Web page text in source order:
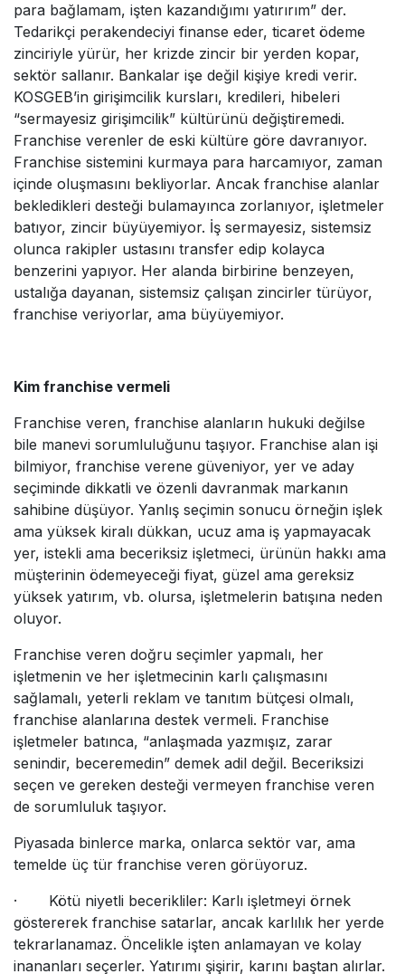
para bağlamam, işten kazandığımı yatırırım” der.
Tedarikçi perakendeciyi finanse eder, ticaret ödeme
zinciriyle yürür, her krizde zincir bir yerden kopar,
sektör sallanır. Bankalar işe değil kişiye kredi verir.
KOSGEB’in girişimcilik kursları, kredileri, hibeleri
“sermayesiz girişimcilik” kültürünü değiştiremedi.
Franchise verenler de eski kültüre göre davranıyor.
Franchise sistemini kurmaya para harcamıyor, zaman
içinde oluşmasını bekliyorlar. Ancak franchise alanlar
bekledikleri desteği bulamayınca zorlanıyor, işletmeler
batıyor, zincir büyüyemiyor. İş sermayesiz, sistemsiz
olunca rakipler ustasını transfer edip kolayca
benzerini yapıyor. Her alanda birbirine benzeyen,
ustalığa dayanan, sistemsiz çalışan zincirler türüyor,
franchise veriyorlar, ama büyüyemiyor.
Kim franchise vermeli
Franchise veren, franchise alanların hukuki değilse
bile manevi sorumluluğunu taşıyor. Franchise alan işi
bilmiyor, franchise verene güveniyor, yer ve aday
seçiminde dikkatli ve özenli davranmak markanın
sahibine düşüyor. Yanlış seçimin sonucu örneğin işlek
ama yüksek kiralı dükkan, ucuz ama iş yapmayacak
yer, istekli ama beceriksiz işletmeci, ürünün hakkı ama
müşterinin ödemeyeceği fiyat, güzel ama gereksiz
yüksek yatırım, vb. olursa, işletmelerin batışına neden
oluyor.
Franchise veren doğru seçimler yapmalı, her
işletmenin ve her işletmecinin karlı çalışmasını
sağlamalı, yeterli reklam ve tanıtım bütçesi olmalı,
franchise alanlarına destek vermeli. Franchise
işletmeler batınca, “anlaşmada yazmışız, zarar
senindir, beceremedin” demek adil değil. Beceriksizi
seçen ve gereken desteği vermeyen franchise veren
de sorumluluk taşıyor.
Piyasada binlerce marka, onlarca sektör var, ama
temelde üç tür franchise veren görüyoruz.
· Kötü niyetli becerikliler: Karlı işletmeyi örnek
göstererek franchise satarlar, ancak karlılık her yerde
tekrarlanamaz. Öncelikle işten anlamayan ve kolay
inananları seçerler. Yatırımı şişirir, karını baştan alırlar.